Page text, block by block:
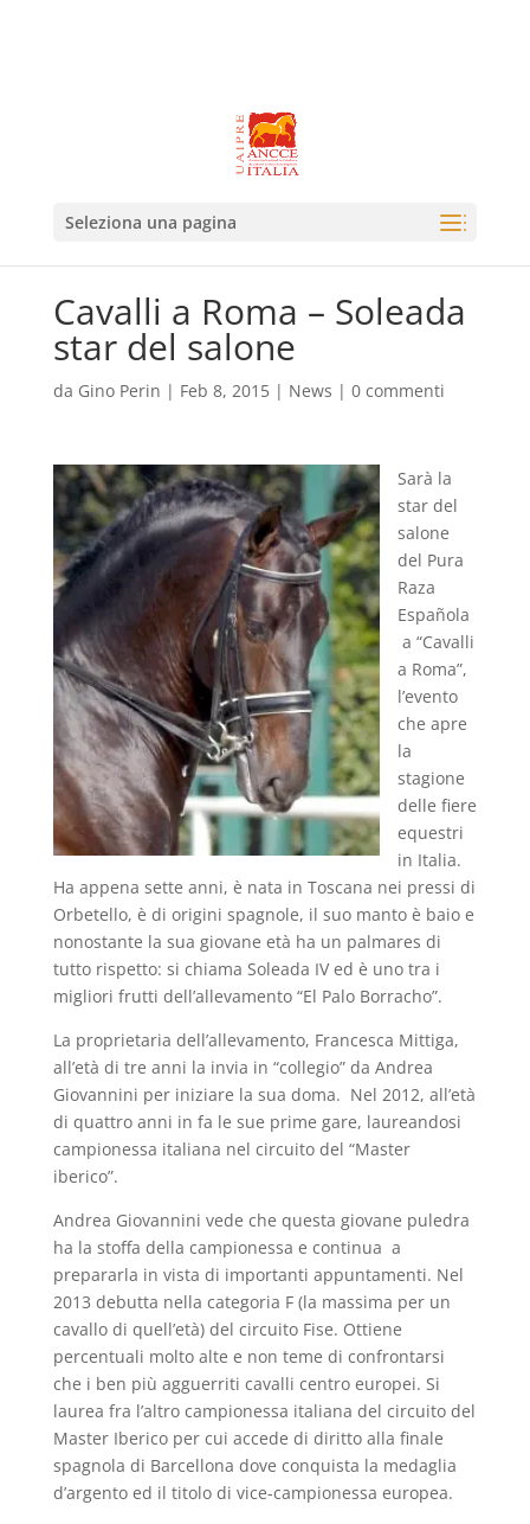
Seleziona una pagina
Cavalli a Roma – Soleada
star del salone
da Gino Perin | Feb 8, 2015| News | 0 commenti
Sarà la
star del
salone
del Pura
Raza
Española
a “Cavalli
a Roma”,
l’evento
che apre
la
stagione
delle fiere
equestri
in Italia.
Ha appena sette anni, è nata in Toscana nei pressi di
Orbetello, è di origini spagnole, il suo manto è baio e
nonostante la sua giovane età ha un palmares di
tutto rispetto: si chiama Soleada IV ed è uno tra i
migliori frutti dell’allevamento “El Palo Borracho”.
La proprietaria dell’allevamento, Francesca Mittiga,
all’età di tre anni la invia in “collegio” da Andrea
Giovannini per iniziare la sua doma. Nel 2012, all’età
di quattro anni in fa le sue prime gare, laureandosi
campionessa italiana nel circuito del “Master
iberico”.
Andrea Giovannini vede che questa giovane puledra
ha la stoffa della campionessa e continua a
prepararla in vista di importanti appuntamenti. Nel
2013 debutta nella categoria F (la massima per un
cavallo di quell’età) del circuito Fise. Ottiene
percentuali molto alte e non teme di confrontarsi
che i ben più agguerriti cavalli centro europei. Si
laurea fra l’altro campionessa italiana del circuito del
Master Iberico per cui accede di diritto alla finale
spagnola di Barcellona dove conquista la medaglia
d’argento ed il titolo di vice-campionessa europea.